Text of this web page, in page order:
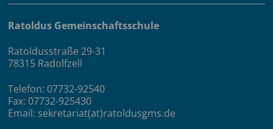
Ratoldus Gemeinschaftsschule
Ratoldusstraße 29-31
78315 Radolfzell
Telefon: 07732-92540
Fax: 07732-925430
Email: sekretariat(at)ratoldusgms.de